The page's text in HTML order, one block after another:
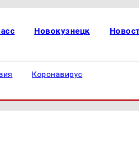
Новокузнецк
Коронавирус